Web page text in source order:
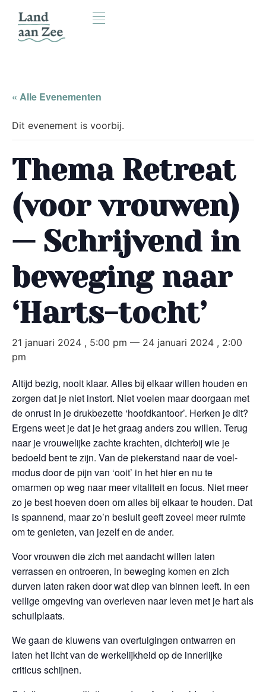
« Alle Evenementen
Dit evenement is voorbij.
Thema Retreat
(voor vrouwen)
— Schrijvend in
beweging naar
‘Harts-tocht’
21 januari 2024 , 5:00 pm — 24 januari 2024 , 2:00
pm
Altijd bezig, nooit klaar. Alles bij elkaar willen houden en
zorgen dat je niet instort. Niet voelen maar doorgaan met
de onrust in je drukbezette ‘hoofdkantoor’. Herken je dit?
Ergens weet je dat je het graag anders zou willen. Terug
naar je vrouwelijke zachte krachten, dichterbij wie je
bedoeld bent te zijn. Van de piekerstand naar de voel-
modus door de pijn van ‘ooit’ in het hier en nu te
omarmen op weg naar meer vitaliteit en focus. Niet meer
zo je best hoeven doen om alles bij elkaar te houden. Dat
is spannend, maar zo’n besluit geeft zoveel meer ruimte
om te genieten, van jezelf en de ander.
Voor vrouwen die zich met aandacht willen laten
verrassen en ontroeren, in beweging komen en zich
durven laten raken door wat diep van binnen leeft. In een
veilige omgeving van overleven naar leven met je hart als
schuilplaats.
We gaan de kluwens van overtuigingen ontwarren en
laten het licht van de werkelijkheid op de innerlijke
criticus schijnen.